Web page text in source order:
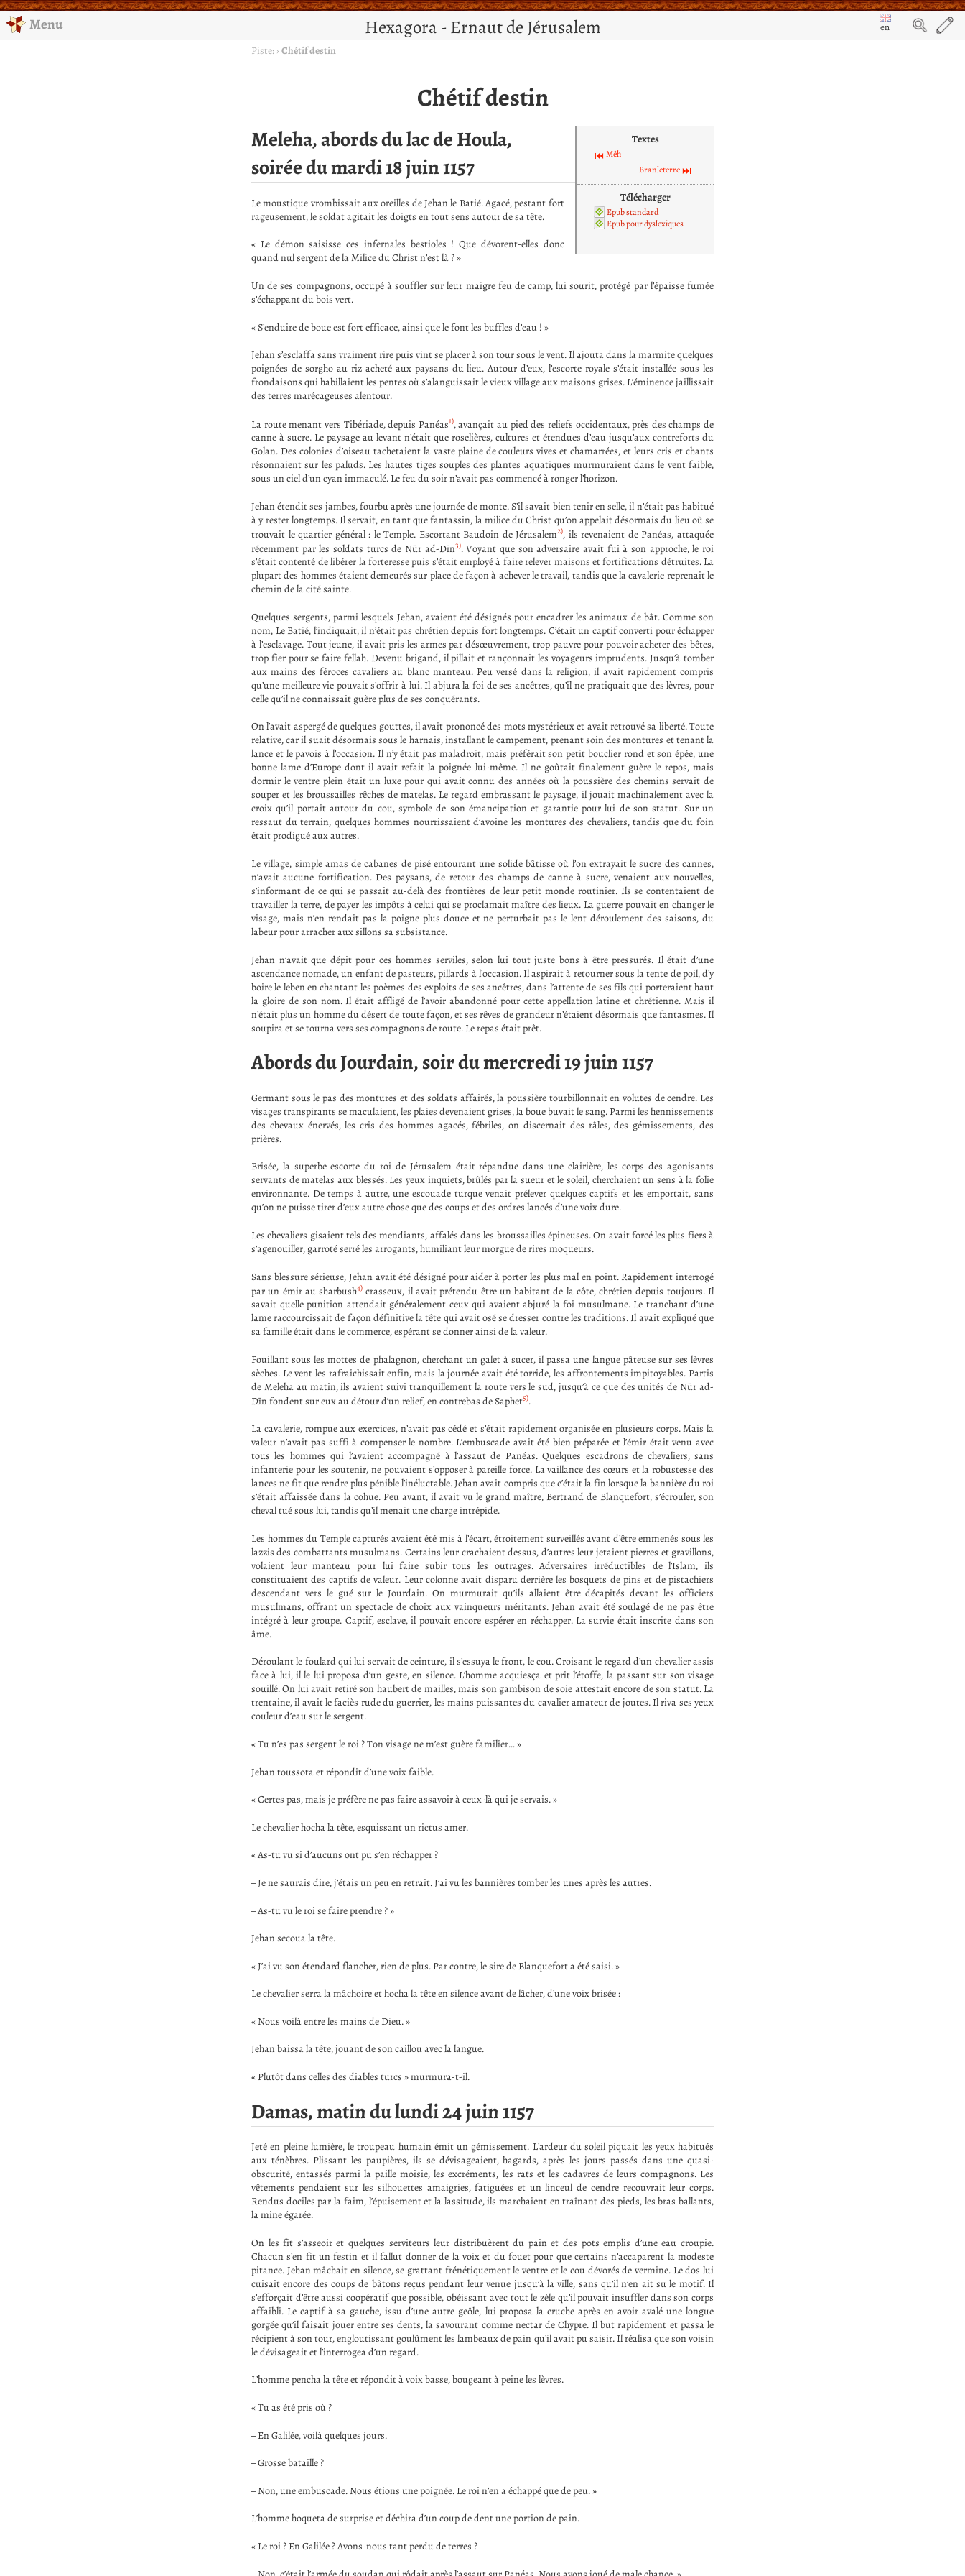
Hexagora - Ernaut de Jérusalem
Menu
en
Piste: › Chétif destin
Chétif destin
Textes
Mêh
Branleterre
Télécharger
Epub standard
Epub pour dyslexiques
Meleha, abords du lac de Houla,
soirée du mardi 18 juin 1157
Le moustique vrombissait aux oreilles de Jehan le Batié. Agacé, pestant fort
rageusement, le soldat agitait les doigts en tout sens autour de sa tête.
« Le démon saisisse ces infernales bestioles ! Que dévorent-elles donc
quand nul sergent de la Milice du Christ n’est là ? »
Un de ses compagnons, occupé à souffler sur leur maigre feu de camp, lui sourit, protégé par l’épaisse fumée
s’échappant du bois vert.
« S’enduire de boue est fort efficace, ainsi que le font les buffles d’eau ! »
Jehan s’esclaffa sans vraiment rire puis vint se placer à son tour sous le vent. Il ajouta dans la marmite quelques
poignées de sorgho au riz acheté aux paysans du lieu. Autour d’eux, l’escorte royale s’était installée sous les
frondaisons qui habillaient les pentes où s’alanguissait le vieux village aux maisons grises. L’éminence jaillissait
des terres marécageuses alentour.
La route menant vers Tibériade, depuis Panéas1), avançait au pied des reliefs occidentaux, près des champs de
canne à sucre. Le paysage au levant n’était que roselières, cultures et étendues d’eau jusqu’aux contreforts du
Golan. Des colonies d’oiseau tachetaient la vaste plaine de couleurs vives et chamarrées, et leurs cris et chants
résonnaient sur les paluds. Les hautes tiges souples des plantes aquatiques murmuraient dans le vent faible,
sous un ciel d’un cyan immaculé. Le feu du soir n’avait pas commencé à ronger l’horizon.
Jehan étendit ses jambes, fourbu après une journée de monte. S’il savait bien tenir en selle, il n’était pas habitué
à y rester longtemps. Il servait, en tant que fantassin, la milice du Christ qu’on appelait désormais du lieu où se
trouvait le quartier général : le Temple. Escortant Baudoin de Jérusalem2), ils revenaient de Panéas, attaquée
récemment par les soldats turcs de Nūr ad-Dīn3). Voyant que son adversaire avait fui à son approche, le roi
s’était contenté de libérer la forteresse puis s’était employé à faire relever maisons et fortifications détruites. La
plupart des hommes étaient demeurés sur place de façon à achever le travail, tandis que la cavalerie reprenait le
chemin de la cité sainte.
Quelques sergents, parmi lesquels Jehan, avaient été désignés pour encadrer les animaux de bât. Comme son
nom, Le Batié, l’indiquait, il n’était pas chrétien depuis fort longtemps. C’était un captif converti pour échapper
à l’esclavage. Tout jeune, il avait pris les armes par désœuvrement, trop pauvre pour pouvoir acheter des bêtes,
trop fier pour se faire fellah. Devenu brigand, il pillait et rançonnait les voyageurs imprudents. Jusqu’à tomber
aux mains des féroces cavaliers au blanc manteau. Peu versé dans la religion, il avait rapidement compris
qu’une meilleure vie pouvait s’offrir à lui. Il abjura la foi de ses ancêtres, qu’il ne pratiquait que des lèvres, pour
celle qu’il ne connaissait guère plus de ses conquérants.
On l’avait aspergé de quelques gouttes, il avait prononcé des mots mystérieux et avait retrouvé sa liberté. Toute
relative, car il suait désormais sous le harnais, installant le campement, prenant soin des montures et tenant la
lance et le pavois à l’occasion. Il n’y était pas maladroit, mais préférait son petit bouclier rond et son épée, une
bonne lame d’Europe dont il avait refait la poignée lui-même. Il ne goûtait finalement guère le repos, mais
dormir le ventre plein était un luxe pour qui avait connu des années où la poussière des chemins servait de
souper et les broussailles rêches de matelas. Le regard embrassant le paysage, il jouait machinalement avec la
croix qu’il portait autour du cou, symbole de son émancipation et garantie pour lui de son statut. Sur un
ressaut du terrain, quelques hommes nourrissaient d’avoine les montures des chevaliers, tandis que du foin
était prodigué aux autres.
Le village, simple amas de cabanes de pisé entourant une solide bâtisse où l’on extrayait le sucre des cannes,
n’avait aucune fortification. Des paysans, de retour des champs de canne à sucre, venaient aux nouvelles,
s’informant de ce qui se passait au-delà des frontières de leur petit monde routinier. Ils se contentaient de
travailler la terre, de payer les impôts à celui qui se proclamait maître des lieux. La guerre pouvait en changer le
visage, mais n’en rendait pas la poigne plus douce et ne perturbait pas le lent déroulement des saisons, du
labeur pour arracher aux sillons sa subsistance.
Jehan n’avait que dépit pour ces hommes serviles, selon lui tout juste bons à être pressurés. Il était d’une
ascendance nomade, un enfant de pasteurs, pillards à l’occasion. Il aspirait à retourner sous la tente de poil, d’y
boire le leben en chantant les poèmes des exploits de ses ancêtres, dans l’attente de ses fils qui porteraient haut
la gloire de son nom. Il était affligé de l’avoir abandonné pour cette appellation latine et chrétienne. Mais il
n’était plus un homme du désert de toute façon, et ses rêves de grandeur n’étaient désormais que fantasmes. Il
soupira et se tourna vers ses compagnons de route. Le repas était prêt.
Abords du Jourdain, soir du mercredi 19 juin 1157
Germant sous le pas des montures et des soldats affairés, la poussière tourbillonnait en volutes de cendre. Les
visages transpirants se maculaient, les plaies devenaient grises, la boue buvait le sang. Parmi les hennissements
des chevaux énervés, les cris des hommes agacés, fébriles, on discernait des râles, des gémissements, des
prières.
Brisée, la superbe escorte du roi de Jérusalem était répandue dans une clairière, les corps des agonisants
servants de matelas aux blessés. Les yeux inquiets, brûlés par la sueur et le soleil, cherchaient un sens à la folie
environnante. De temps à autre, une escouade turque venait prélever quelques captifs et les emportait, sans
qu’on ne puisse tirer d’eux autre chose que des coups et des ordres lancés d’une voix dure.
Les chevaliers gisaient tels des mendiants, affalés dans les broussailles épineuses. On avait forcé les plus fiers à
s’agenouiller, garroté serré les arrogants, humiliant leur morgue de rires moqueurs.
Sans blessure sérieuse, Jehan avait été désigné pour aider à porter les plus mal en point. Rapidement interrogé
par un émir au sharbush4) crasseux, il avait prétendu être un habitant de la côte, chrétien depuis toujours. Il
savait quelle punition attendait généralement ceux qui avaient abjuré la foi musulmane. Le tranchant d’une
lame raccourcissait de façon définitive la tête qui avait osé se dresser contre les traditions. Il avait expliqué que
sa famille était dans le commerce, espérant se donner ainsi de la valeur.
Fouillant sous les mottes de phalagnon, cherchant un galet à sucer, il passa une langue pâteuse sur ses lèvres
sèches. Le vent les rafraichissait enfin, mais la journée avait été torride, les affrontements impitoyables. Partis
de Meleha au matin, ils avaient suivi tranquillement la route vers le sud, jusqu’à ce que des unités de Nūr ad-
Dīn fondent sur eux au détour d’un relief, en contrebas de Saphet5).
La cavalerie, rompue aux exercices, n’avait pas cédé et s’était rapidement organisée en plusieurs corps. Mais la
valeur n’avait pas suffi à compenser le nombre. L’embuscade avait été bien préparée et l’émir était venu avec
tous les hommes qui l’avaient accompagné à l’assaut de Panéas. Quelques escadrons de chevaliers, sans
infanterie pour les soutenir, ne pouvaient s’opposer à pareille force. La vaillance des cœurs et la robustesse des
lances ne fit que rendre plus pénible l’inéluctable. Jehan avait compris que c’était la fin lorsque la bannière du roi
s’était affaissée dans la cohue. Peu avant, il avait vu le grand maître, Bertrand de Blanquefort, s’écrouler, son
cheval tué sous lui, tandis qu’il menait une charge intrépide.
Les hommes du Temple capturés avaient été mis à l’écart, étroitement surveillés avant d’être emmenés sous les
lazzis des combattants musulmans. Certains leur crachaient dessus, d’autres leur jetaient pierres et gravillons,
volaient leur manteau pour lui faire subir tous les outrages. Adversaires irréductibles de l’Islam, ils
constituaient des captifs de valeur. Leur colonne avait disparu derrière les bosquets de pins et de pistachiers
descendant vers le gué sur le Jourdain. On murmurait qu’ils allaient être décapités devant les officiers
musulmans, offrant un spectacle de choix aux vainqueurs méritants. Jehan avait été soulagé de ne pas être
intégré à leur groupe. Captif, esclave, il pouvait encore espérer en réchapper. La survie était inscrite dans son
âme.
Déroulant le foulard qui lui servait de ceinture, il s’essuya le front, le cou. Croisant le regard d’un chevalier assis
face à lui, il le lui proposa d’un geste, en silence. L’homme acquiesça et prit l’étoffe, la passant sur son visage
souillé. On lui avait retiré son haubert de mailles, mais son gambison de soie attestait encore de son statut. La
trentaine, il avait le faciès rude du guerrier, les mains puissantes du cavalier amateur de joutes. Il riva ses yeux
couleur d’eau sur le sergent.
« Tu n’es pas sergent le roi ? Ton visage ne m’est guère familier… »
Jehan toussota et répondit d’une voix faible.
« Certes pas, mais je préfère ne pas faire assavoir à ceux-là qui je servais. »
Le chevalier hocha la tête, esquissant un rictus amer.
« As-tu vu si d’aucuns ont pu s’en réchapper ?
– Je ne saurais dire, j’étais un peu en retrait. J’ai vu les bannières tomber les unes après les autres.
– As-tu vu le roi se faire prendre ? »
Jehan secoua la tête.
« J’ai vu son étendard flancher, rien de plus. Par contre, le sire de Blanquefort a été saisi. »
Le chevalier serra la mâchoire et hocha la tête en silence avant de lâcher, d’une voix brisée :
« Nous voilà entre les mains de Dieu. »
Jehan baissa la tête, jouant de son caillou avec la langue.
« Plutôt dans celles des diables turcs » murmura-t-il.
Damas, matin du lundi 24 juin 1157
Jeté en pleine lumière, le troupeau humain émit un gémissement. L’ardeur du soleil piquait les yeux habitués
aux ténèbres. Plissant les paupières, ils se dévisageaient, hagards, après les jours passés dans une quasi-
obscurité, entassés parmi la paille moisie, les excréments, les rats et les cadavres de leurs compagnons. Les
vêtements pendaient sur les silhouettes amaigries, fatiguées et un linceul de cendre recouvrait leur corps.
Rendus dociles par la faim, l’épuisement et la lassitude, ils marchaient en traînant des pieds, les bras ballants,
la mine égarée.
On les fit s’asseoir et quelques serviteurs leur distribuèrent du pain et des pots emplis d’une eau croupie.
Chacun s’en fit un festin et il fallut donner de la voix et du fouet pour que certains n’accaparent la modeste
pitance. Jehan mâchait en silence, se grattant frénétiquement le ventre et le cou dévorés de vermine. Le dos lui
cuisait encore des coups de bâtons reçus pendant leur venue jusqu’à la ville, sans qu’il n’en ait su le motif. Il
s’efforçait d’être aussi coopératif que possible, obéissant avec tout le zèle qu’il pouvait insuffler dans son corps
affaibli. Le captif à sa gauche, issu d’une autre geôle, lui proposa la cruche après en avoir avalé une longue
gorgée qu’il faisait jouer entre ses dents, la savourant comme nectar de Chypre. Il but rapidement et passa le
récipient à son tour, engloutissant goulûment les lambeaux de pain qu’il avait pu saisir. Il réalisa que son voisin
le dévisageait et l’interrogea d’un regard.
L’homme pencha la tête et répondit à voix basse, bougeant à peine les lèvres.
« Tu as été pris où ?
– En Galilée, voilà quelques jours.
– Grosse bataille ?
– Non, une embuscade. Nous étions une poignée. Le roi n’en a échappé que de peu. »
L’homme hoqueta de surprise et déchira d’un coup de dent une portion de pain.
« Le roi ? En Galilée ? Avons-nous tant perdu de terres ?